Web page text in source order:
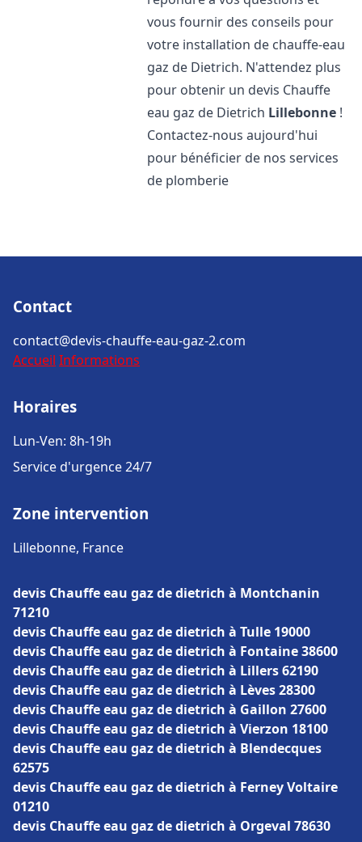
vous fournir des conseils pour
votre installation de chauffe-eau
gaz de Dietrich. N'attendez plus
pour obtenir un devis Chauffe
eau gaz de Dietrich Lillebonne !
Contactez-nous aujourd'hui
pour bénéficier de nos services
de plomberie
Contact
contact@devis-chauffe-eau-gaz-2.com
Accueil Informations
Horaires
Lun-Ven: 8h-19h
Service d'urgence 24/7
Zone intervention
Lillebonne, France
devis Chauffe eau gaz de dietrich à Montchanin
71210
devis Chauffe eau gaz de dietrich à Tulle 19000
devis Chauffe eau gaz de dietrich à Fontaine 38600
devis Chauffe eau gaz de dietrich à Lillers 62190
devis Chauffe eau gaz de dietrich à Lèves 28300
devis Chauffe eau gaz de dietrich à Gaillon 27600
devis Chauffe eau gaz de dietrich à Vierzon 18100
devis Chauffe eau gaz de dietrich à Blendecques
62575
devis Chauffe eau gaz de dietrich à Ferney Voltaire
01210
devis Chauffe eau gaz de dietrich à Orgeval 78630